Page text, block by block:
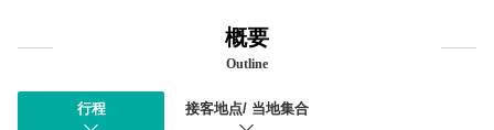
概要
Outline
行程 接客地点/ 当地集合